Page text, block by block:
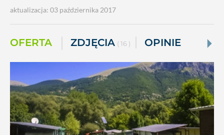
aktualizacja: 03 października 2017
OFERTA ZDJĘCIA ( 16 ) OPINIE